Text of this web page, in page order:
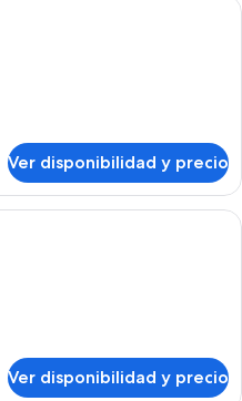
Ver disponibilidad y precio
Una habitación de hotel con dos
Ver disponibilidad y precio